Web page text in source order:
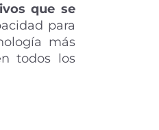
que se
para
más
todos los